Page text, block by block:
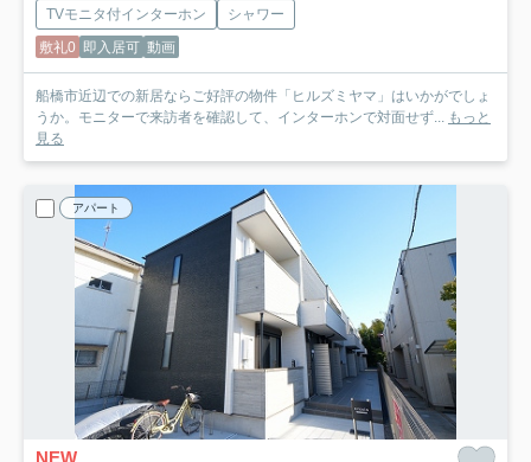
TVモニタ付インターホン
シャワー
敷礼0 即入居可 動画
船橋市近辺での新居ならご好評の物件「ヒルズミヤマ」はいかがでしょ
うか。モニターで来訪者を確認して、インターホンで対面せず... もっと
見る
アパート